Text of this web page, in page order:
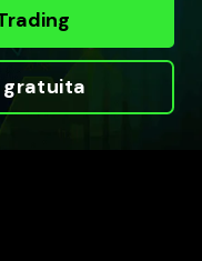
gratuita